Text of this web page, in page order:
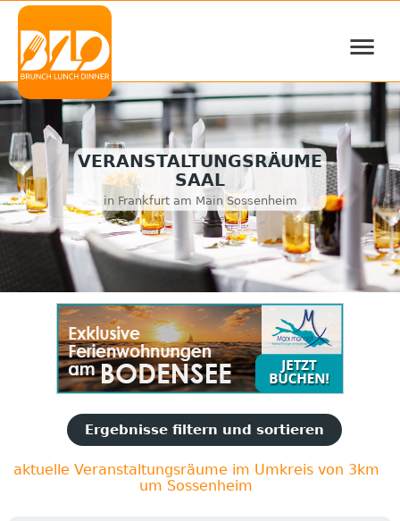
≡
VERANSTALTUNGSRÄUME
SAAL
in Frankfurt am Main Sossenheim
Ergebnisse filtern und sortieren
aktuelle Veranstaltungsräume im Umkreis von 3km
um Sossenheim